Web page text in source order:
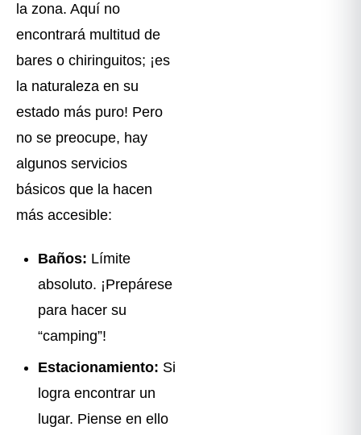
la zona. Aquí no
encontrará multitud de
bares o chiringuitos; ¡es
la naturaleza en su
estado más puro! Pero
no se preocupe, hay
algunos servicios
básicos que la hacen
más accesible:
Baños: Límite
absoluto. ¡Prepárese
para hacer su
“camping”!
Estacionamiento: Si
logra encontrar un
lugar. Piense en ello